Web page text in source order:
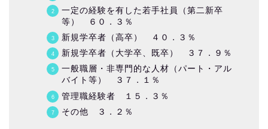
一定の経験を有した若手社員（第二新卒
等） ６０．３％
新規学卒者（高卒） ４０．３％
新規学卒者（大学卒、既卒） ３７．９％
一般職層・非専門的な人材（パート・アル
バイト等） ３７．１％
管理職経験者 １５．３％
その他 ３．２％